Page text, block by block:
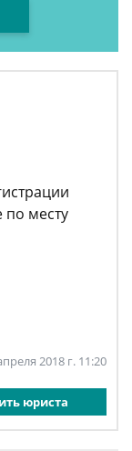
по месту
2018 г. 11:20
юриста